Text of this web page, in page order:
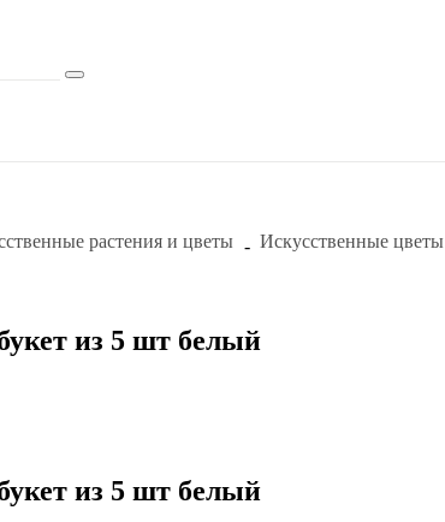
растения и цветы Искусственные цветы
из 5 шт белый
из 5 шт белый